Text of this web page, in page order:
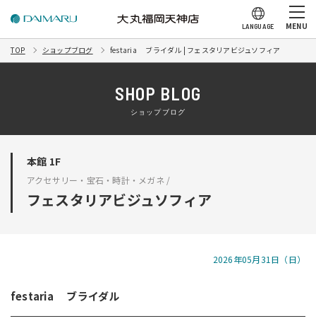
LANGUAGE MENU
TOP ショップブログ festaria ブライダル | フェスタリアビジュソフィア
SHOP BLOG
ショップブログ
本館 1F
アクセサリー・宝石・時計・メガネ /
フェスタリアビジュソフィア
2026年05月31日（日）
festaria ブライダル